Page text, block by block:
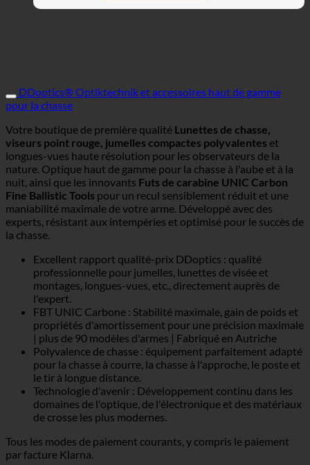
DDoptics® Optiktechnik et accessoires haut de gamme
pour la chasse
Votre boutique de première qualité Lunettes de chasse,
viseurs point rouge, jumelles compactes polyvalentes et
longues-vues haute résolution pour les observateurs de la
nature. Optique haut de gamme pour la chasse à l'aube et à la
nuit, ainsi que les innovants Futs de carabine UNIC Carbon
Fine Ballistic Tools pour un recul sensiblement réduit et une
maniabilité maximale de votre arme. Développé avec des
experts, résistant aux intempéries et optimisé pour le succès de
la chasse.
Excellent rapport qualité-prix DDoptics : qualité
professionnelle pour jumelles, lunettes de visée et
montages, longues-vues, etc., directement auprès de
l'expert.
FBT UNIC Carbone : Stabilité maximale, gain de poids et
propriétés d'amortissement pour une précision maximale
| plus de 90 modèles d'armes | Fabriqué en Autriche
Polyvalence de chasse : équipement parfaitement adapté
pour la chasse à courre, la chasse à l'approche, le poste et
le tir à longue distance.
Technologie d'avenir : Développement continu dans les
domaines de l'optique, de l'électronique et des matériaux
de crosse les plus modernes.
Tous les modes de paiement courants, y compris le paiement
par facture Klarna.